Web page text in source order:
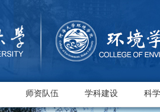
师资队伍 学科建设 科